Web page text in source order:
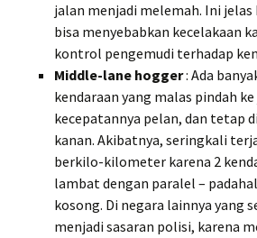
jalan menjadi melemah. Ini jelas
bisa menyebabkan kecelakaan
kontrol pengemudi terhadap
Middle-lane hogger: Ada
kendaraan yang malas pindah
kecepatannya pelan, dan tetap
kanan. Akibatnya, seringkali
berkilo-kilometer karena 2
lambat dengan paralel –
kosong. Di negara lainnya yang
menjadi sasaran polisi, karena